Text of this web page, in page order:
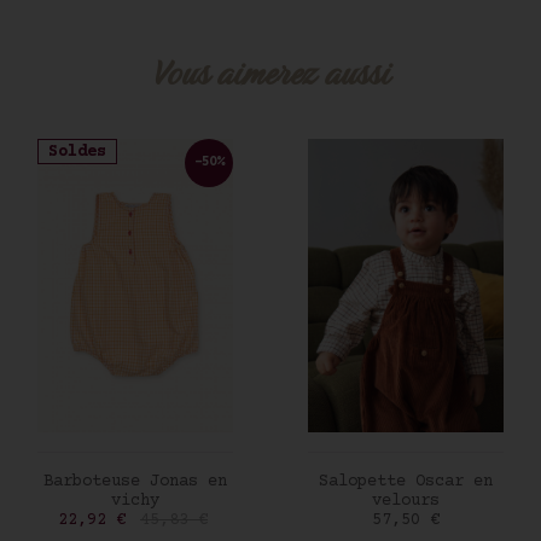
Soldes
AJOUTER AU PANIER
Barboteuse Jonas en
vichy
Prix
22,92 €
-50%
AJOUTER AU PANIER
Salopette Oscar en
velours
Prix
57,50 €